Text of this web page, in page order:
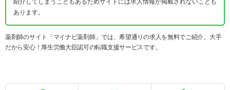
紹介してしまうこともあるためサイトには求人情報が掲載されないことも
あります。
薬剤師のサイト「マイナビ薬剤師」では、希望通りの求人を無料でご紹介。大手
だから安心！厚生労働大臣認可の転職支援サービスです。